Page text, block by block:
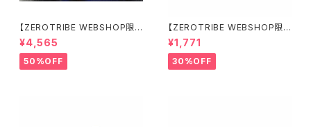
【ZEROTRIBE WEBSHOP限
定価格】BDRX-190P10R P1
0R クリアーボディ 1/10 ラリー
190mm ライトウェイト
¥4,565
50%OFF
【ZEROTRIBE WEBSHOP限
定価格】RCM-X4-CSAR カ
ーボンリアステアリングアームセ
ット XRAY X4用
¥1,771
30%OFF